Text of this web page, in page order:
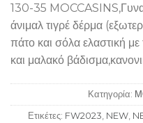
130-35
άνιμαλ τιγρέ δέρμα
πάτο και σόλα ελαστική
και μαλακό
Κατηγορία:
Ετικέτες: FW2023 NEW